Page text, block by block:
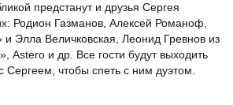
предстанут и друзья Сергея
Родион Газманов, Алексей Романоф,
и Элла Величковская, Леонид Гревнов из
Astero и др. Все гости будут выходить
Сергеем, чтобы спеть с ним дуэтом.